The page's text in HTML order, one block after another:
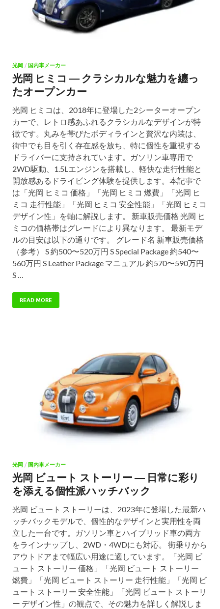
光岡 / 国内車メーカー
光岡 ヒミコ ― クラシカルな魅力を纏っ
たオープンカー
光岡 ヒミコは、2018年に登場した2シーターオープン
カーで、レトロ感あふれるクラシカルなデザインが特
徴です。丸みを帯びたボディラインと贅沢な内装は、
街中でも目を引く存在感を放ち、特に個性を重視する
ドライバーに支持されています。ガソリン車専用で
2WD駆動、1.5Lエンジンを搭載し、軽快な走行性能と
開放感あるドライビング体験を提供します。本記事で
は「光岡 ヒミコ 価格」「光岡 ヒミコ 燃費」「光岡 ヒ
ミコ 走行性能」「光岡 ヒミコ 安全性能」「光岡 ヒミコ
デザイン性」を軸に解説します。 新車販売価格 光岡 ヒ
ミコの価格帯はグレードにより異なります。 最新モデ
ルの目安は以下の通りです。 グレード名 新車販売価格
（参考） S 約500〜520万円 S Special Package 約540〜
560万円 S Leather Package マニュアル 約570〜590万円
S …
READ MORE
光岡 / 国内車メーカー
光岡 ビュート ストーリー ― 日常に彩り
を添える個性派ハッチバック
光岡 ビュート ストーリーは、2023年に登場した最新ハ
ッチバックモデルで、個性的なデザインと実用性を両
立した一台です。ガソリン車とハイブリッド車の両方
をラインナップし、2WD・4WDにも対応。 街乗りから
アウトドアまで幅広い用途に適しています。「光岡 ビ
ュート ストーリー 価格」「光岡 ビュート ストーリー
燃費」「光岡 ビュート ストーリー 走行性能」「光岡 ビ
ュート ストーリー 安全性能」「光岡 ビュート ストーリ
ー デザイン性」の観点で、その魅力を詳しく解説しま